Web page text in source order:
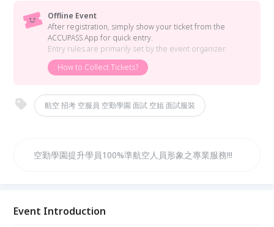
Offline Event
After registration, simply show your ticket from the
ACCUPASS App for quick entry.
Entry rules are primarily set by the event organizer.
How to Collect Tickets?
航空 招考 空服員 空勤學園 面試 空姐 面試服裝
空勤學園提升學員100%準航空人員形象之專業服務!!!
Event Introduction